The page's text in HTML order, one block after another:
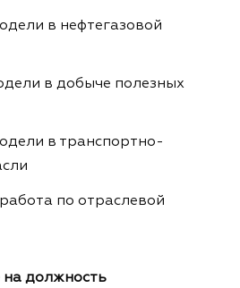
в нефтегазовой
в добыче полезных
в транспортно-
по отраслевой
должность